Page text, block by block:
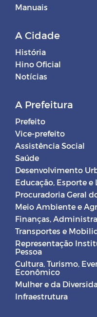
Manuais
A Cidade
História
Hino Oficial
Notícias
A Prefeitura
Prefeito
Vice-prefeito
Assistência Social
Saúde
Desenvolvimento
Educação, Esporte e
Procuradoria Geral
Meio Ambiente e
Finanças,
Transportes e
Representação
Pessoa
Cultura, Turismo,
Econômico
Mulher e da
Infraestrutura